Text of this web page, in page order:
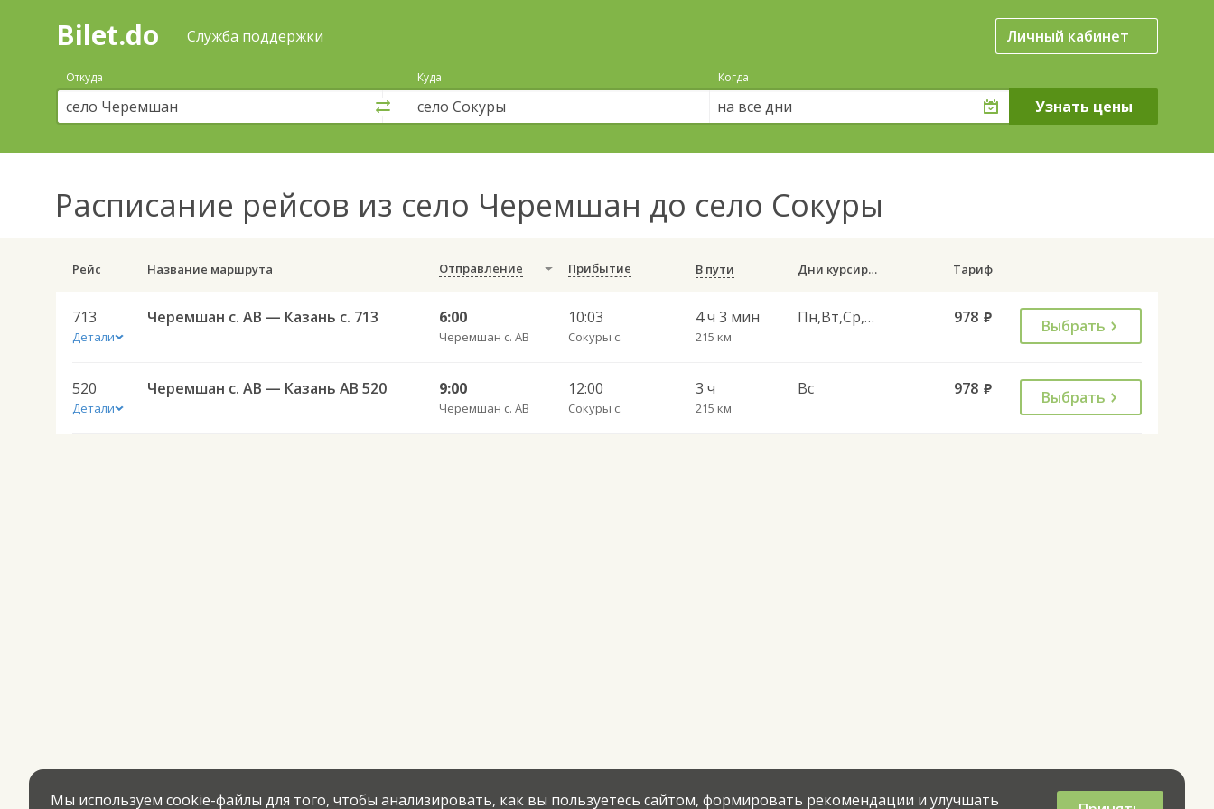
Поиск
покупка
билетов
автобус
онлайн
Bilet.do Служба поддержки Личный кабинет
Откуда Куда Когда
на все дни
Расписание рейсов из село Черемшан до село Сокуры
Рейс Название маршрута Отправление Прибытие В пути Дни курсирования Тариф
713
Детали
Черемшан с. АВ — Казань с. 713 6:00
Черемшан с. АВ
10:03
Сокуры с.
4 ч 3 мин
215 км
Пн,Вт,Ср,Чт,Пт,Сб 978 руб. Выбрать
520
Детали
Черемшан с. АВ — Казань АВ 520 9:00
Черемшан с. АВ
12:00
Сокуры с.
3 ч
215 км
Вс 978 руб. Выбрать
Мы используем cookie-файлы для того, чтобы анализировать, как вы пользуетесь сайтом, формировать рекомендации и улучшать